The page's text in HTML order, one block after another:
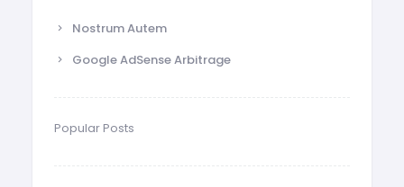
Nostrum Autem
Google AdSense Arbitrage
Popular Posts